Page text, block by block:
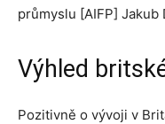
průmyslu [AIFP] Jakub
Výhled
Pozitivně o vývoji v